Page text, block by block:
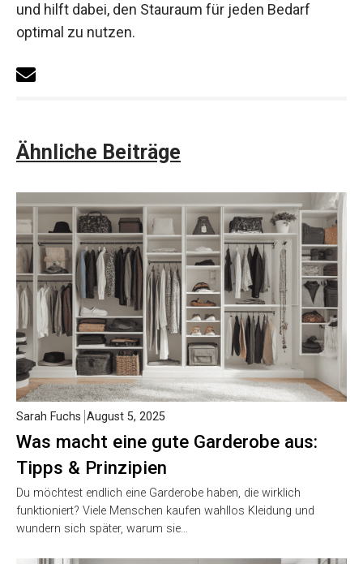
und hilft dabei, den Stauraum für jeden Bedarf
optimal zu nutzen.
Ähnliche Beiträge
Was macht eine gute Garderobe aus:
Tipps & Prinzipien
Sarah Fuchs August 5, 2025
Du möchtest endlich eine Garderobe haben, die wirklich
funktioniert? Viele Menschen kaufen wahllos Kleidung und
wundern sich später, warum sie…